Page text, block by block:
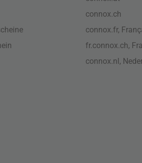
connox.ch
connox.fr,
fr.connox.ch,
connox.nl,